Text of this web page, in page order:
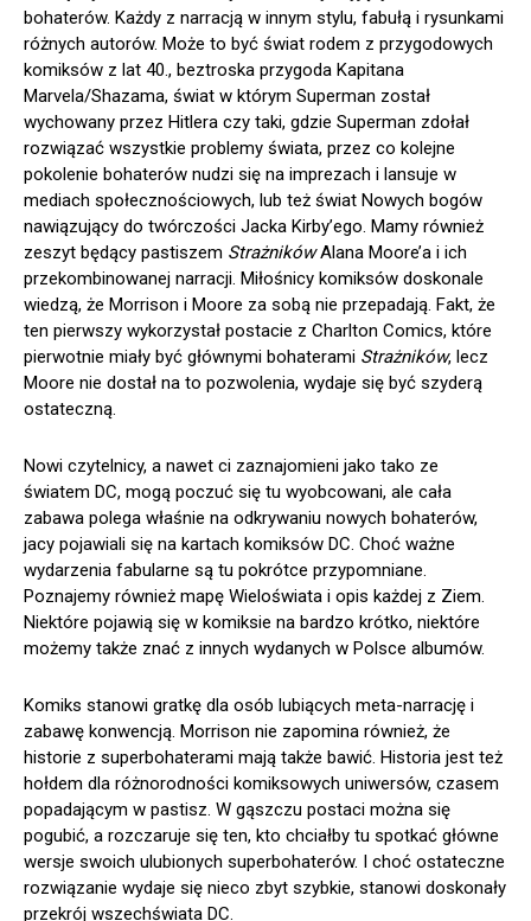
bohaterów. Każdy z narracją w innym stylu, fabułą i rysunkami
różnych autorów. Może to być świat rodem z przygodowych
komiksów z lat 40., beztroska przygoda Kapitana
Marvela/Shazama, świat w którym Superman został
wychowany przez Hitlera czy taki, gdzie Superman zdołał
rozwiązać wszystkie problemy świata, przez co kolejne
pokolenie bohaterów nudzi się na imprezach i lansuje w
mediach społecznościowych, lub też świat Nowych bogów
nawiązujący do twórczości Jacka Kirby’ego. Mamy również
zeszyt będący pastiszem StrażnikówAlana Moore’a i ich
przekombinowanej narracji. Miłośnicy komiksów doskonale
wiedzą, że Morrison i Moore za sobą nie przepadają. Fakt, że
ten pierwszy wykorzystał postacie z Charlton Comics, które
pierwotnie miały być głównymi bohaterami Strażników, lecz
Moore nie dostał na to pozwolenia, wydaje się być szyderą
ostateczną.
Nowi czytelnicy, a nawet ci zaznajomieni jako tako ze
światem DC, mogą poczuć się tu wyobcowani, ale cała
zabawa polega właśnie na odkrywaniu nowych bohaterów,
jacy pojawiali się na kartach komiksów DC. Choć ważne
wydarzenia fabularne są tu pokrótce przypomniane.
Poznajemy również mapę Wieloświata i opis każdej z Ziem.
Niektóre pojawią się w komiksie na bardzo krótko, niektóre
możemy także znać z innych wydanych w Polsce albumów.
Komiks stanowi gratkę dla osób lubiących meta-narrację i
zabawę konwencją. Morrison nie zapomina również, że
historie z superbohaterami mają także bawić. Historia jest też
hołdem dla różnorodności komiksowych uniwersów, czasem
popadającym w pastisz. W gąszczu postaci można się
pogubić, a rozczaruje się ten, kto chciałby tu spotkać główne
wersje swoich ulubionych superbohaterów. I choć ostateczne
rozwiązanie wydaje się nieco zbyt szybkie, stanowi doskonały
przekrój wszechświata DC.